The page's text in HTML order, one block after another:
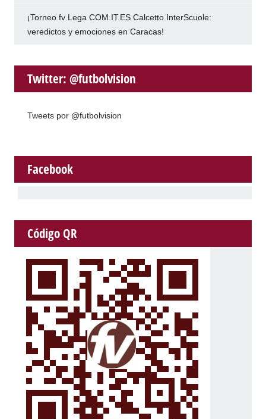
¡Torneo fv Lega COM.IT.ES Calcetto InterScuole:
veredictos y emociones en Caracas!
Twitter: @futbolvision
Tweets por @futbolvision
Facebook
Código QR